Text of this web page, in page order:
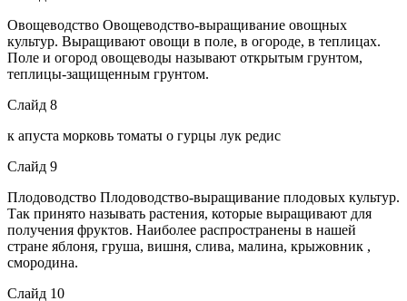
Овощеводство Овощеводство-выращивание овощных
культур. Выращивают овощи в поле, в огороде, в теплицах.
Поле и огород овощеводы называют открытым грунтом,
теплицы-защищенным грунтом.
Слайд 8
к апуста морковь томаты о гурцы лук редис
Слайд 9
Плодоводство Плодоводство-выращивание плодовых культур.
Так принято называть растения, которые выращивают для
получения фруктов. Наиболее распространены в нашей
стране яблоня, груша, вишня, слива, малина, крыжовник ,
смородина.
Слайд 10